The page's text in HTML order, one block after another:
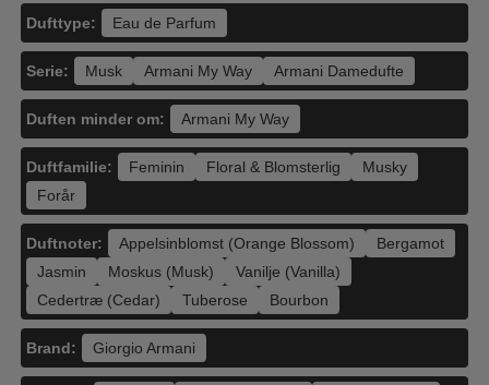
Dufttype: Eau de Parfum
Serie: Musk Armani My Way Armani Damedufte
Duftfamilie: Feminin Floral & Blomsterlig
Musky
Forår
Duftnoter: Appelsinblomst (Orange Blossom)
Bergamot
Jasmin
Moskus (Musk)
Vanilje (Vanilla)
Cedertræ (Cedar)
Tuberose Bourbon
Duften minder om: Armani My Way
Brand: Giorgio Armani